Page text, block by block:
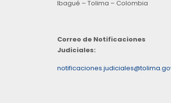
Ibagué – Tolima – Colombia
Correo de Notificaciones
Judiciales: